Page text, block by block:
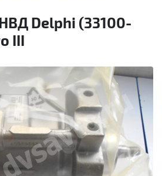
Delphi (33100-
III